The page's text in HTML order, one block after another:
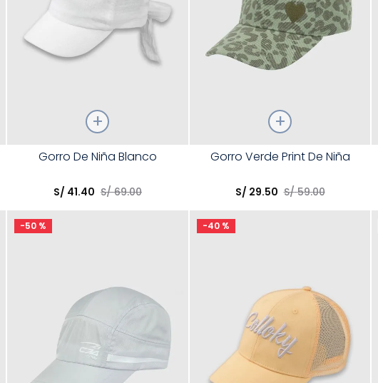
Gorro De Niña Blanco
S/ 41.40 S/ 69.00
TallaGorro Verde Print De Niña
S/ 29.50 S/ 59.00
-50 % -40 %